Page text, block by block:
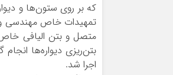
تمهیدات خاص مهندسی و
متصل و بتن الیافی خاص
بتن‌ریزی دیواره‌ها
اجرا شد.